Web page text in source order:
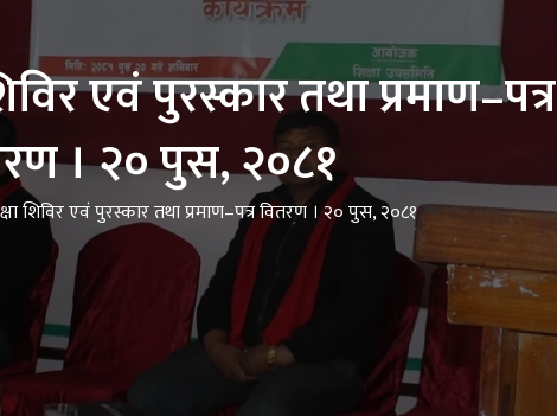
एवं पुरस्कार तथा प्रमाण–पत्र
। २० पुस, २०८१
शिविर एवं पुरस्कार तथा प्रमाण–पत्र वितरण । २० पुस, २०८१